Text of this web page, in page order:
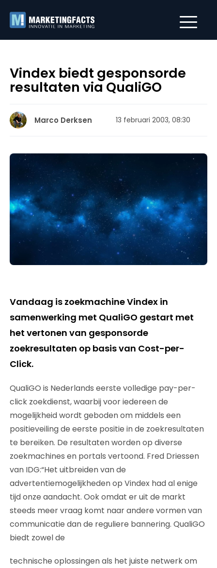
Vindex biedt gesponsorde
resultaten via QualiGO
Marco Derksen 13 februari 2003, 08:30
Vandaag is zoekmachine Vindex in
samenwerking met QualiGO gestart met
het vertonen van gesponsorde
zoekresultaten op basis van Cost-per-
Click.
QualiGO is Nederlands eerste volledige pay-per-
click zoekdienst, waarbij voor iedereen de
mogelijkheid wordt geboden om middels een
positieveiling de eerste positie in de zoekresultaten
te bereiken. De resultaten worden op diverse
zoekmachines en portals vertoond. Fred Driessen
van IDG:“Het uitbreiden van de
advertentiemogelijkheden op Vindex had al enige
tijd onze aandacht. Ook omdat er uit de markt
steeds meer vraag komt naar andere vormen van
communicatie dan de reguliere bannering. QualiGO
biedt zowel de
technische oplossingen als het juiste netwerk om